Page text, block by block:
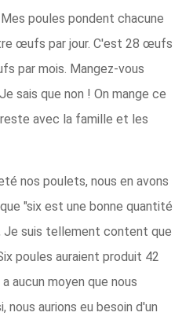
poules pondent chacune
œufs par jour. C'est 28 œufs
par mois. Mangez-vous
sais que non ! On mange ce
avec la famille et les
nos poulets, nous en avons
"six est une bonne quantité
Je suis tellement content que
poules auraient produit 42
aucun moyen que nous
nous aurions eu besoin d'un